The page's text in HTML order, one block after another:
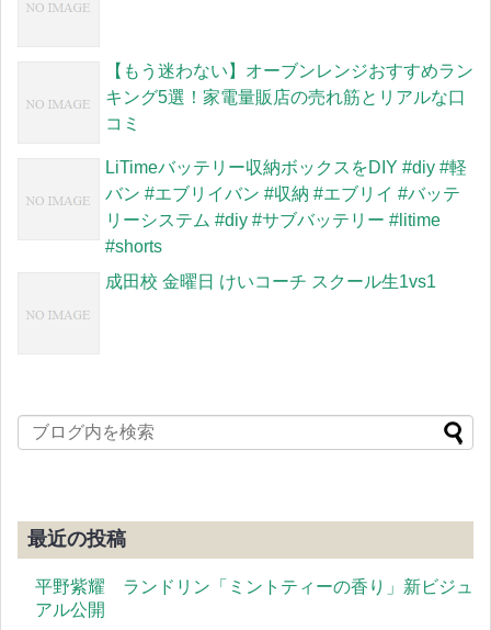
【もう迷わない】オーブンレンジおすすめラン
キング5選！家電量販店の売れ筋とリアルな口
コミ
LiTimeバッテリー収納ボックスをDIY #diy #軽
バン #エブリイバン #収納 #エブリイ #バッテ
リーシステム #diy #サブバッテリー #litime
#shorts
成田校 金曜日 けいコーチ スクール生1vs1
最近の投稿
平野紫耀 ランドリン「ミントティーの香り」新ビジュ
アル公開